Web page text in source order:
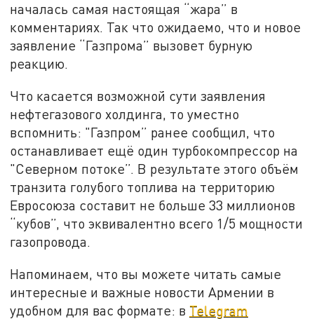
началась самая настоящая “жара” в
комментариях. Так что ожидаемо, что и новое
заявление “Газпрома” вызовет бурную
реакцию.
Что касается возможной сути заявления
нефтегазового холдинга, то уместно
вспомнить: "Газпром” ранее сообщил, что
останавливает ещё один турбокомпрессор на
"Северном потоке”. В результате этого объём
транзита голубого топлива на территорию
Евросоюза составит не больше 33 миллионов
“кубов”, что эквивалентно всего 1/5 мощности
газопровода.
Напоминаем, что вы можете читать самые
интересные и важные новости Армении в
удобном для вас формате: в Telegram